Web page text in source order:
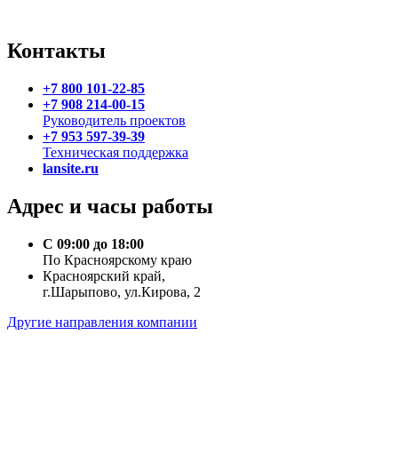
Контакты
+7 800 101-22-85
+7 908 214-00-15
Руководитель проектов
+7 953 597-39-39
Техническая поддержка
lansite.ru
Адрес и часы работы
С 09:00 до 18:00
По Красноярскому краю
Красноярский край,
г.Шарыпово, ул.Кирова, 2
Другие направления компании